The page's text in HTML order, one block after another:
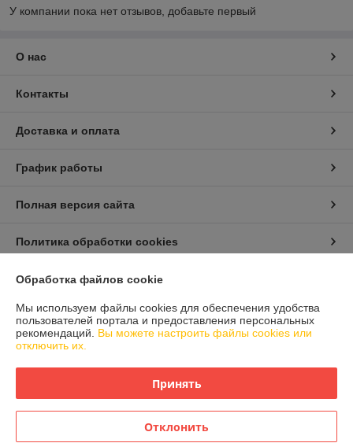
У компании пока нет отзывов, добавьте первый
О нас
Контакты
Доставка и оплата
График работы
Полная версия сайта
Политика обработки cookies
Сайт создан на платформе Deal.by
Информация для покупателя
Регистрационный номер ЕГР: 192611529
УНП: 192611529
Регистрационный орган: Главное управление юстиции Горисполкома
Обработка файлов cookie
Мы используем файлы cookies для обеспечения удобства
пользователей портала и предоставления персональных
рекомендаций. Вы можете настроить файлы cookies или
отключить их.
Принять
Отклонить